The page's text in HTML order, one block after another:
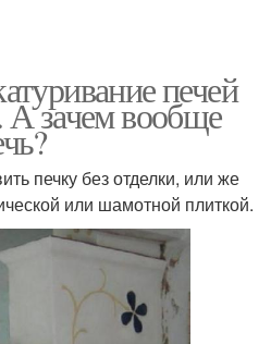
печей
зачем вообще
печку без отделки, или же
или шамотной плиткой.